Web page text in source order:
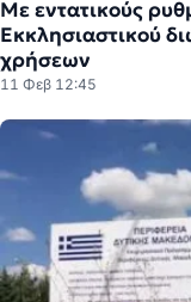
Με εντατικούς
Εκκλησιαστικού
χρήσεων
11 Φεβ 12:45